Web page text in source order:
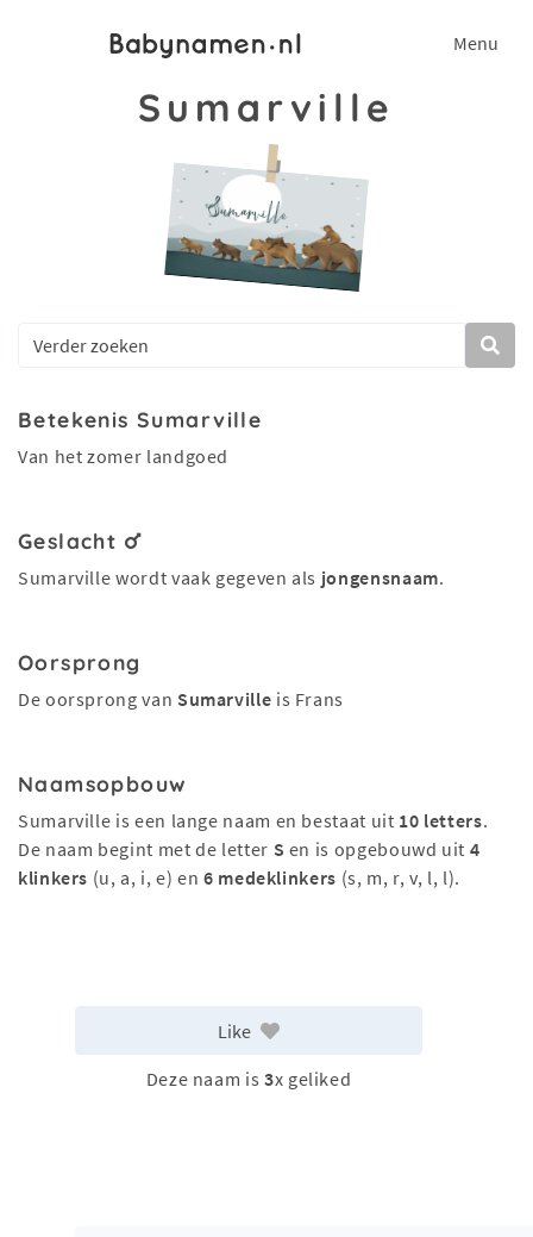
Menu
Sumarville
Betekenis Sumarville
Van het zomer landgoed
Geslacht
Sumarville wordt vaak gegeven als jongensnaam.
Oorsprong
De oorsprong van Sumarville is Frans
Naamsopbouw
Sumarville is een lange naam en bestaat uit 10 letters.
De naam begint met de letter S en is opgebouwd uit 4
klinkers (u, a, i, e) en6 medeklinkers (s, m, r, v, l, l).
Like
Deze naam is 3x geliked